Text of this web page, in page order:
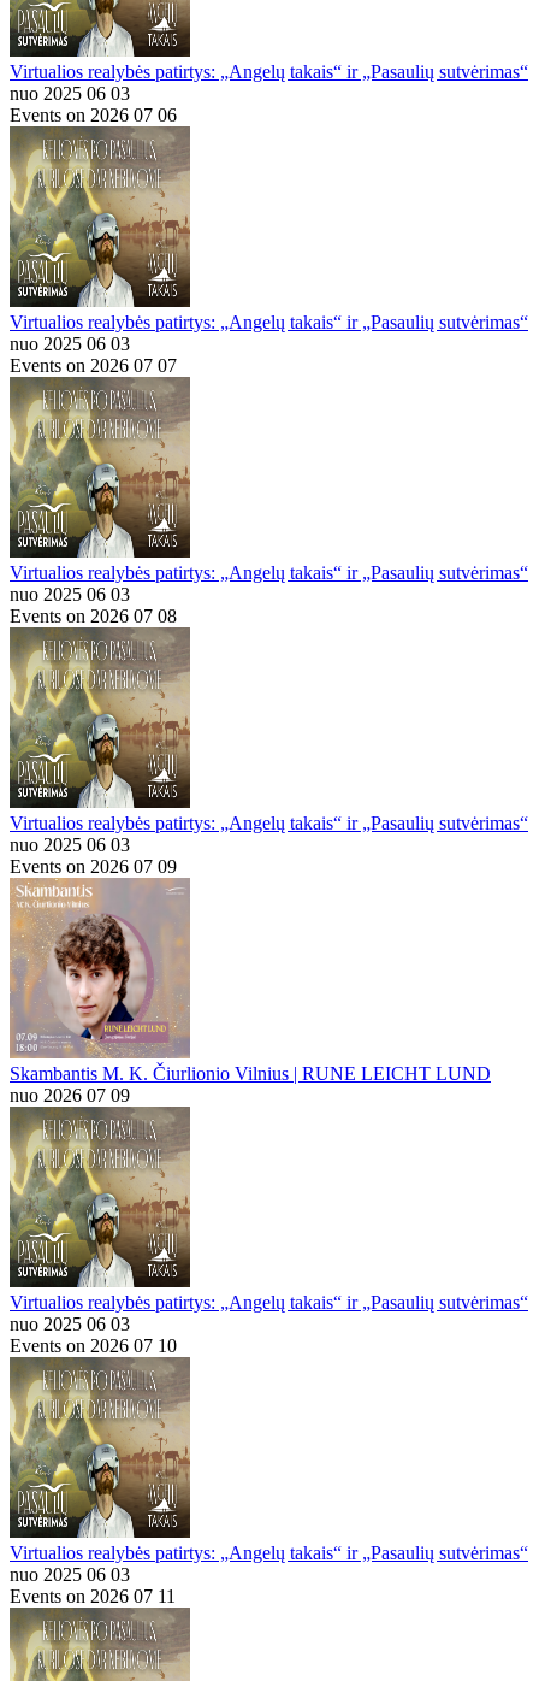
Virtualios realybės patirtys: „Angelų takais“ ir „Pasaulių sutvėrimas“
nuo 2025 06 03
Events on 2026 07 06
Virtualios realybės patirtys: „Angelų takais“ ir „Pasaulių sutvėrimas“
nuo 2025 06 03
Events on 2026 07 07
Virtualios realybės patirtys: „Angelų takais“ ir „Pasaulių sutvėrimas“
nuo 2025 06 03
Events on 2026 07 08
Virtualios realybės patirtys: „Angelų takais“ ir „Pasaulių sutvėrimas“
nuo 2025 06 03
Events on 2026 07 09
Skambantis M. K. Čiurlionio Vilnius | RUNE LEICHT LUND
nuo 2026 07 09
Virtualios realybės patirtys: „Angelų takais“ ir „Pasaulių sutvėrimas“
nuo 2025 06 03
Events on 2026 07 10
Virtualios realybės patirtys: „Angelų takais“ ir „Pasaulių sutvėrimas“
nuo 2025 06 03
Events on 2026 07 11